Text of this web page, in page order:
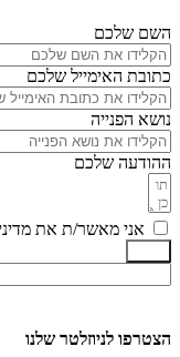
השם שלכם
כתובת האימייל שלכם
נושא הפנייה
ההודעה שלכם
אני מאשר/ת את
הצטרפו לניוזלטר שלנו